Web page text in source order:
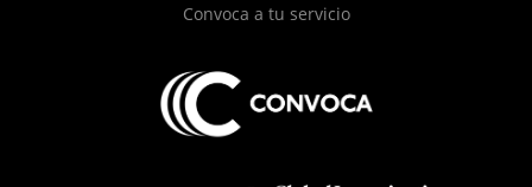
Convoca a tu servicio